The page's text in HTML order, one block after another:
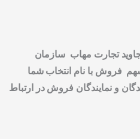
تجارت مهاب سازمان
فروش با نام انتخاب شما
و نمایندگان فروش در ارتباط